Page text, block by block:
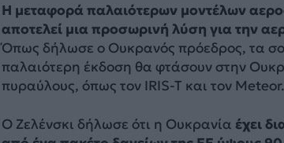
Η μεταφορά παλαιότερων μοντέλων
αποτελεί μια προσωρινή λύση για την
Όπως δήλωσε ο Ουκρανός πρόεδρος, τα
παλαιότερη έκδοση θα φτάσουν στην
πυραύλους, όπως τον IRIS-T και τον Meteor.
Ο Ζελένσκι δήλωσε ότι η Ουκρανία έχει